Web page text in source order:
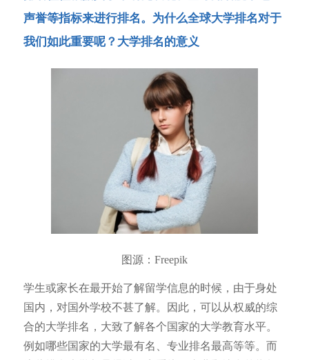
声誉等指标来进行排名。为什么全球大学排名对于
我们如此重要呢？大学排名的意义
图源：Freepik
学生或家长在最开始了解留学信息的时候，由于身处
国内，对国外学校不甚了解。因此，可以从权威的综
合的大学排名，大致了解各个国家的大学教育水平。
例如哪些国家的大学最有名、专业排名最高等等。而